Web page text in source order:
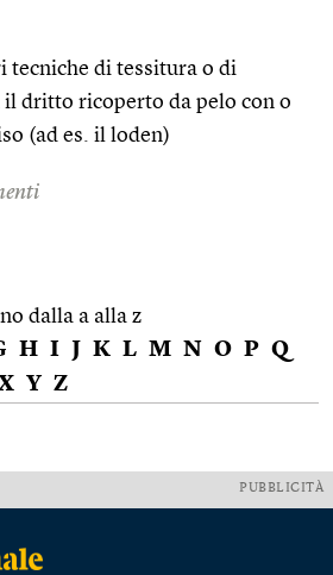
tecniche di tessitura o di
dritto ricoperto da pelo con o
(ad es. il loden)
dalla a alla z
H I J K L M N O P Q
Y Z
PUBBLICITÀ